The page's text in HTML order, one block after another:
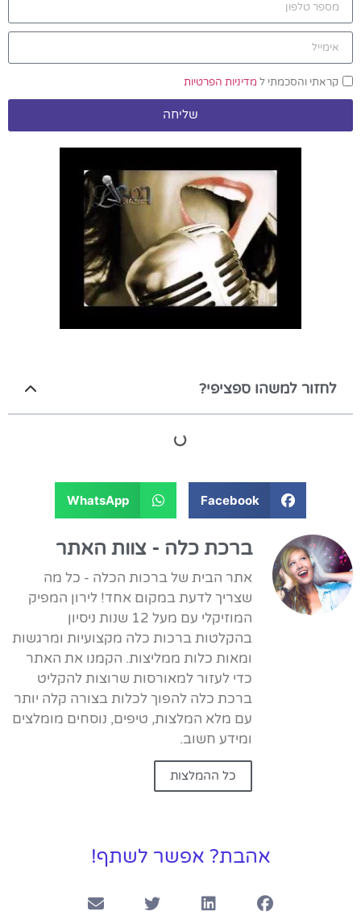
קראתי והסכמתי ל מדיניות הפרטיות
שליחה
לחזור למשהו ספציפי?
Facebook
WhatsApp
ברכת כלה - צוות האתר
אתר הבית של ברכות הכלה - כל מה
שצריך לדעת במקום אחד! לירון המפיק
המוזיקלי עם מעל 12 שנות ניסיון
בהקלטות ברכות כלה מקצועיות ומרגשות
ומאות כלות ממליצות. הקמנו את האתר
כדי לעזור למאורסות שרוצות להקליט
ברכת כלה להפוך לכלות בצורה קלה יותר
עם מלא המלצות, טיפים, נוסחים מומלצים
ומידע חשוב.
כל ההמלצות
אהבת? אפשר לשתף!